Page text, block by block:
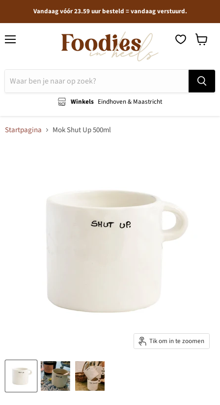
Vandaag vóór 23.59 uur besteld = vandaag verstuurd.
Winkels Eindhoven & Maastricht
Startpagina Mok Shut Up 500ml
Tik om in te zoomen